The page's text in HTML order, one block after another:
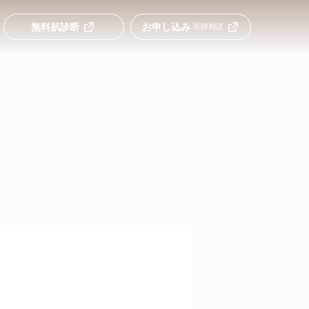
無料肌診断 お申し込み 医師相談